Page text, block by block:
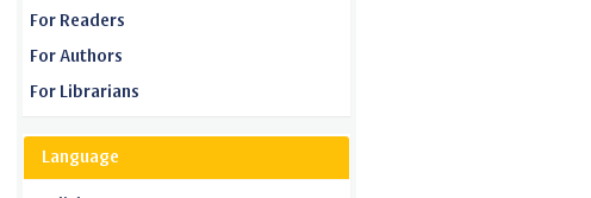
For Readers
For Authors
For Librarians
Language